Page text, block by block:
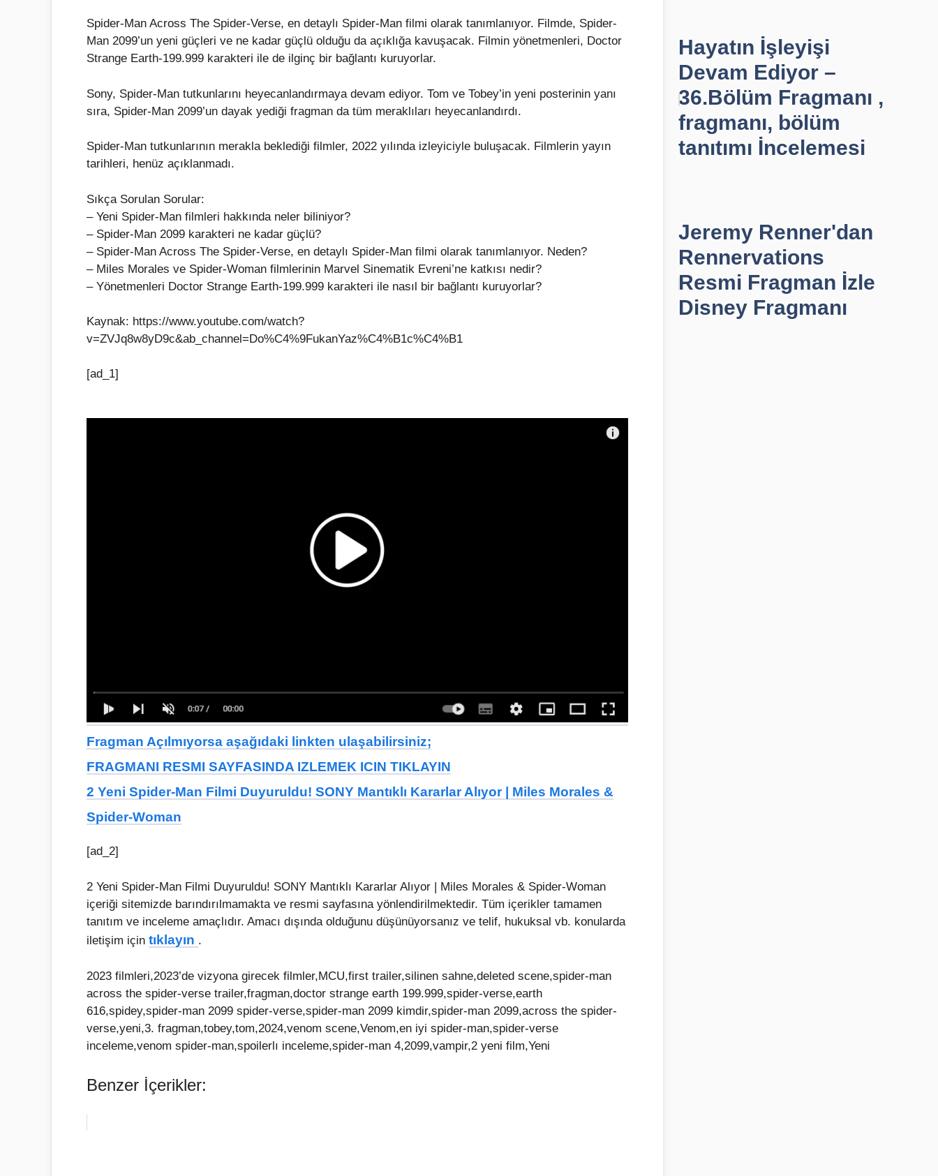
Spider-Man Across The Spider-Verse, en detaylı Spider-Man filmi olarak tanımlanıyor. Filmde, Spider-
Man 2099’un yeni güçleri ve ne kadar güçlü olduğu da açıklığa kavuşacak. Filmin yönetmenleri, Doctor
Strange Earth-199.999 karakteri ile de ilginç bir bağlantı kuruyorlar.
Sony, Spider-Man tutkunlarını heyecanlandırmaya devam ediyor. Tom ve Tobey’in yeni posterinin yanı
sıra, Spider-Man 2099’un dayak yediği fragman da tüm meraklıları heyecanlandırdı.
Spider-Man tutkunlarının merakla beklediği filmler, 2022 yılında izleyiciyle buluşacak. Filmlerin yayın
tarihleri, henüz açıklanmadı.
Sıkça Sorulan Sorular:
– Yeni Spider-Man filmleri hakkında neler biliniyor?
– Spider-Man 2099 karakteri ne kadar güçlü?
– Spider-Man Across The Spider-Verse, en detaylı Spider-Man filmi olarak tanımlanıyor. Neden?
– Miles Morales ve Spider-Woman filmlerinin Marvel Sinematik Evreni’ne katkısı nedir?
– Yönetmenleri Doctor Strange Earth-199.999 karakteri ile nasıl bir bağlantı kuruyorlar?
Kaynak: https://www.youtube.com/watch?
v=ZVJq8w8yD9c&ab_channel=Do%C4%9FukanYaz%C4%B1c%C4%B1
[ad_1]
Fragman Açılmıyorsa aşağıdaki linkten ulaşabilirsiniz;
FRAGMANI RESMI SAYFASINDA IZLEMEK ICIN TIKLAYIN
2 Yeni Spider-Man Filmi Duyuruldu! SONY Mantıklı Kararlar Alıyor | Miles Morales &
Spider-Woman
[ad_2]
2 Yeni Spider-Man Filmi Duyuruldu! SONY Mantıklı Kararlar Alıyor | Miles Morales & Spider-Woman
içeriği sitemizde barındırılmamakta ve resmi sayfasına yönlendirilmektedir. Tüm içerikler tamamen
tanıtım ve inceleme amaçlıdır. Amacı dışında olduğunu düşünüyorsanız ve telif, hukuksal vb. konularda
iletişim için tıklayın .
2023 filmleri,2023’de vizyona girecek filmler,MCU,first trailer,silinen sahne,deleted scene,spider-man
across the spider-verse trailer,fragman,doctor strange earth 199.999,spider-verse,earth
616,spidey,spider-man 2099 spider-verse,spider-man 2099 kimdir,spider-man 2099,across the spider-
verse,yeni,3. fragman,tobey,tom,2024,venom scene,Venom,en iyi spider-man,spider-verse
inceleme,venom spider-man,spoilerlı inceleme,spider-man 4,2099,vampir,2 yeni film,Yeni
Benzer İçerikler:
Hayatın İşleyişi
Devam Ediyor –
36.Bölüm Fragmanı ,
fragmanı, bölüm
tanıtımı İncelemesi
Jeremy Renner'dan
Rennervations
Resmi Fragman İzle
Disney Fragmanı